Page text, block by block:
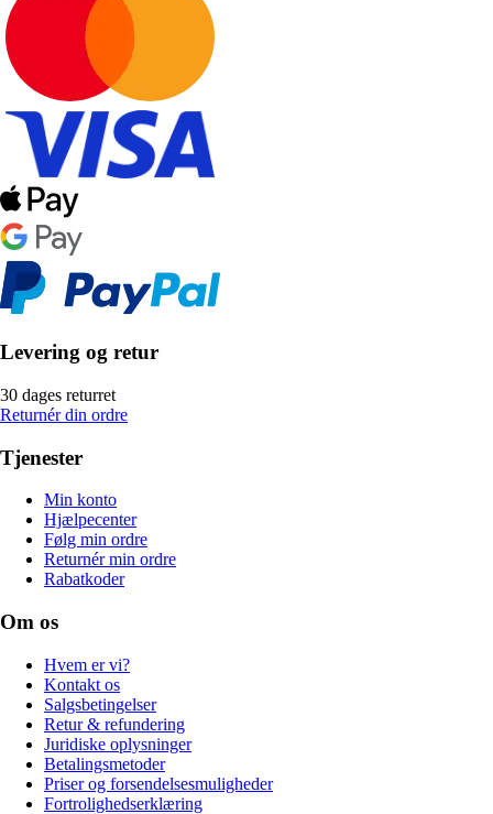
Levering og retur
30 dages returret
Returnér din ordre
Tjenester
Min konto
Hjælpecenter
Følg min ordre
Returnér min ordre
Rabatkoder
Om os
Hvem er vi?
Kontakt os
Salgsbetingelser
Retur & refundering
Juridiske oplysninger
Betalingsmetoder
Priser og forsendelsesmuligheder
Fortrolighedserklæring